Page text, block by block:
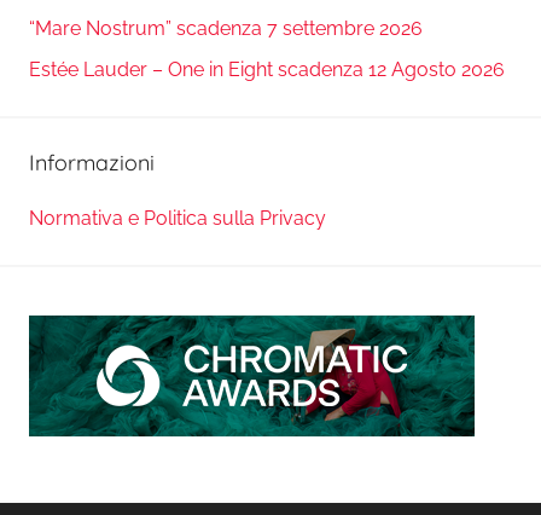
“Mare Nostrum” scadenza 7 settembre 2026
Estée Lauder – One in Eight scadenza 12 Agosto 2026
Informazioni
Normativa e Politica sulla Privacy